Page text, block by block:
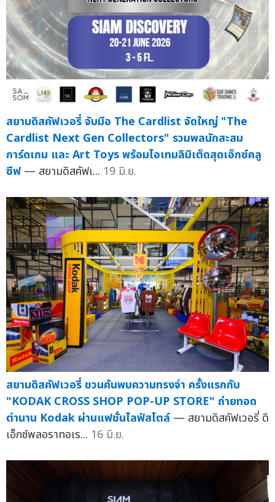
สยามดิสคัฟเวอรี่ จับมือ The Cardlist จัดใหญ่ "The
Cardlist Next Gen Collectors" รวมพลนักสะสม
การ์ดเกม และ Art Toys พร้อมไอเทมลิมิเต็ดสุดเอ็กซ์คลู
ซีฟ — สยามดิสคัฟเ... 19 มิ.ย.
สยามดิสคัฟเวอรี่ ชวนค้นพบความทรงจำ ครั้งแรกกับ
"KODAK CROSS SHOP POP-UP STORE" ถ่ายทอด
ตำนาน Kodak ผ่านแฟชั่นไลฟ์สไตล์ — สยามดิสคัฟเวอรี่ ดิ
เอ็กซ์พลอราทอเร... 16 มิ.ย.